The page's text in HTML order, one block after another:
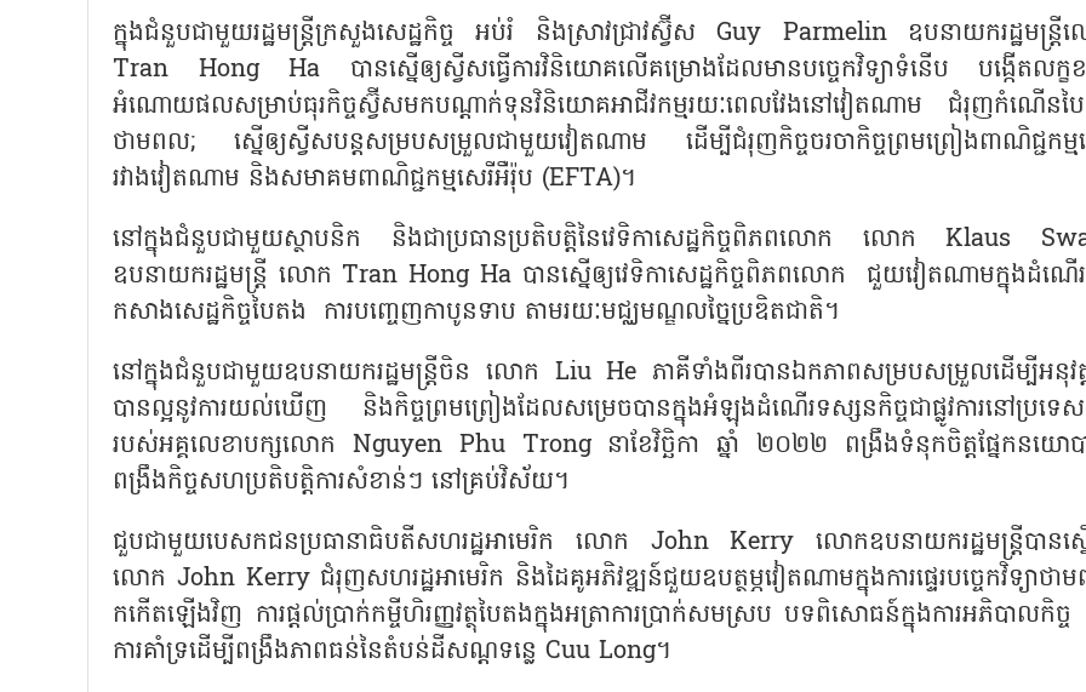
ក្នុងជំនួបជាមួយរដ្ឋមន្ត្រីក្រសួងសេដ្ឋកិច្ច អប់រំ និងស្រាវជ្រាវស្វ៊ីស Guy Parmelin ឧបនាយករដ្ឋមន្ត្រី
Tran Hong Ha បានស្នើឲ្យស្វីសធ្វើការវិនិយោគលើគម្រោងដែលមានបច្ចេកវិទ្យាទំនើប បង្កើតលក្ខ
អំណោយផលសម្រាប់ធុរកិច្ចស្វ៊ីសមកបណ្តាក់ទុនវិនិយោគអាជីវកម្មរយៈពេលវែងនៅវៀតណាម ជំរុញកំណើនប
ថាមពល; ស្នើឲ្យស្វីសបន្តសម្របសម្រួលជាមួយវៀតណាម ដើម្បីជំរុញកិច្ចចរចាកិច្ចព្រមព្រៀងពាណិជ្ជកម្ម
រវាងវៀតណាម និងសមាគមពាណិជ្ជកម្មសេរីអឺរ៉ុប (EFTA)។
នៅក្នុងជំនួបជាមួយស្ថាបនិក និងជាប្រធានប្រតិបត្តិនៃវេទិកាសេដ្ឋកិច្ចពិភពលោក លោក Klaus
ឧបនាយករដ្ឋមន្ត្រី លោក Tran Hong Ha បានស្នើឲ្យវេទិកាសេដ្ឋកិច្ចពិភពលោក ជួយវៀតណាមក្នុងដំណើរ
កសាងសេដ្ឋកិច្ចបៃតង ការបញ្ចេញកាបូនទាប តាមរយៈមជ្ឈមណ្ឌលច្នៃប្រឌិតជាតិ។
នៅក្នុងជំនួបជាមួយឧបនាយករដ្ឋមន្ត្រីចិន លោក Liu He ភាគីទាំងពីរបានឯកភាពសម្របសម្រួលដើម្បីអនុវត្
បានល្អនូវការយល់ឃើញ និងកិច្ចព្រមព្រៀងដែលសម្រេចបានក្នុងអំឡុងដំណើរទស្សនកិច្ចជាផ្លូវការនៅប្រទេ
របស់អគ្គលេខាបក្សលោក Nguyen Phu Trong នាខែវិច្ឆិកា ឆ្នាំ ២០២២ ពង្រឹងទំនុកចិត្តផ្នែកនយោ
ពង្រឹងកិច្ចសហប្រតិបត្តិការសំខាន់ៗ នៅគ្រប់វិស័យ។
ជួបជាមួយបេសកជនប្រធានាធិបតីសហរដ្ឋអាមេរិក លោក John Kerry លោកឧបនាយករដ្ឋមន្ត្រីបានស្ន
លោក John Kerry ជំរុញសហរដ្ឋអាមេរិក និងដៃគូអភិវឌ្ឍន៍ជួយឧបត្ថម្ភវៀតណាមក្នុងការផ្ទេរបច្ចេកវិទ្យាថា
កកើតឡើងវិញ ការផ្តល់ប្រាក់កម្ចីហិរញ្ញវត្ថុបៃតងក្នុងអត្រាការប្រាក់សមស្រប បទពិសោធន៍ក្នុងការអភិបាលកិច្
ការគាំទ្រដើម្បីពង្រឹងភាពធន់នៃតំបន់ដីសណ្តទន្លេ Cuu Long។